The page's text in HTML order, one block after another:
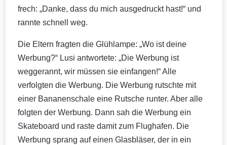
frech: „Danke, dass du mich ausgedruckt hast!“ und
rannte schnell weg.
Die Eltern fragten die Glühlampe: „Wo ist deine
Werbung?“ Lusi antwortete: „Die Werbung ist
weggerannt, wir müssen sie einfangen!“ Alle
verfolgten die Werbung. Die Werbung rutschte mit
einer Bananenschale eine Rutsche runter. Aber alle
folgten der Werbung. Dann sah die Werbung ein
Skateboard und raste damit zum Flughafen. Die
Werbung sprang auf einen Glasbläser, der in ein